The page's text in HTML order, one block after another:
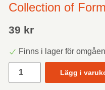
Collection of
39 kr
Finns i lager för
Lägg i